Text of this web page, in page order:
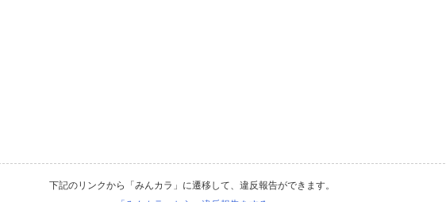
下記のリンクから「みんカラ」に遷移して、違反報告ができます。